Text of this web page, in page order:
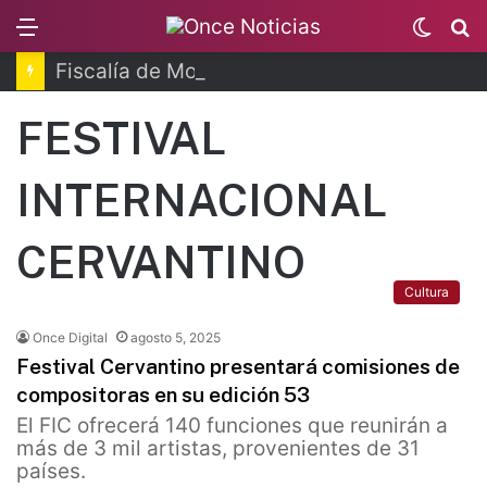
Switch
skin
FESTIVAL
INTERNACIONAL
CERVANTINO
Cultura
Once Digital agosto 5, 2025
Festival Cervantino presentará comisiones de
compositoras en su edición 53
El FIC ofrecerá 140 funciones que reunirán a
más de 3 mil artistas, provenientes de 31
países.